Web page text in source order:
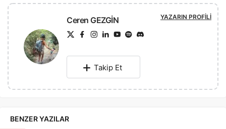
Ceren GEZGİN YAZARIN PROFILI
Takip Et
BENZER YAZILAR